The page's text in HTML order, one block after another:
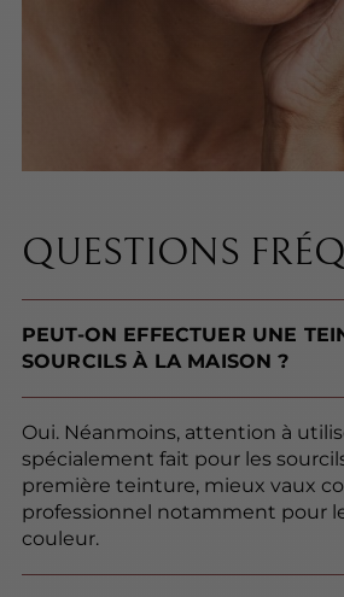
QUESTIONS
PEUT-ON EFFECTUER UNE
SOURCILS À LA MAISON ?
Oui. Néanmoins, attention à
spécialement fait pour les
première teinture, mieux vaux
professionnel notamment pour
couleur.